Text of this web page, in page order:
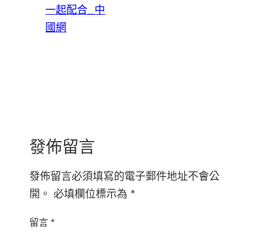
一起配合_中
國網
發佈留言
發佈留言必須填寫的電子郵件地址不會公
開。 必填欄位標示為 *
留言 *